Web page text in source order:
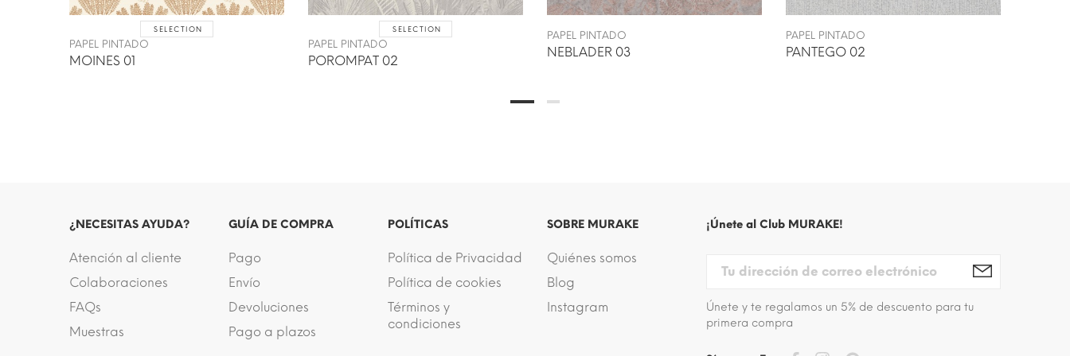
SELECTION
PAPEL PINTADO
MOINES 01
SELECTION
PAPEL PINTADO
POROMPAT 02
PAPEL PINTADO
NEBLADER 03
PAPEL PINTADO
PANTEGO 02
¿NECESITAS AYUDA?
Atención al cliente
Colaboraciones
FAQs
Muestras
GUÍA DE COMPRA
Pago
Envío
Devoluciones
Pago a plazos
POLÍTICAS
Política de Privacidad
Política de cookies
Términos y
condiciones
SOBRE MURAKE
Quiénes somos
Blog
Instagram
¡Únete al Club MURAKE!
Únete y te regalamos un 5% de descuento para tu
primera compra